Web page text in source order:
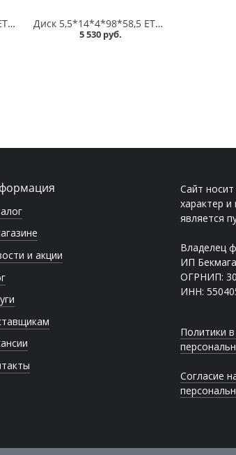
Диск 5,5*14*4*98*58,6 ET35 Alcasta M02 GMF /темно-серый полированный/ в Кургане Диск 5,5*14*4*98*58,5 ET35 iFree Эвил Нео-классик в Кургане
5 530 руб.
и акции
Сайт
характер и
является
Владелец
ИП
ОГРНИП:
ИНН:
Политики
Согласие